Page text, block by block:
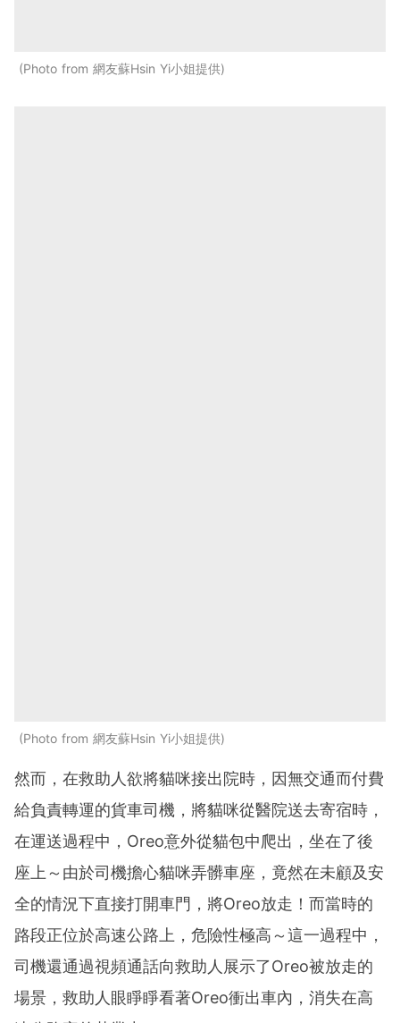
Photo from 網友蘇Hsin Yi小姐提供
Photo from 網友蘇Hsin Yi小姐提供
然而，在救助人欲將貓咪接出院時，因無交通而付費
給負責轉運的貨車司機，將貓咪從醫院送去寄宿時，
在運送過程中，Oreo意外從貓包中爬出，坐在了後
座上～由於司機擔心貓咪弄髒車座，竟然在未顧及安
全的情況下直接打開車門，將Oreo放走！而當時的
路段正位於高速公路上，危險性極高～這一過程中，
司機還通過視頻通話向救助人展示了Oreo被放走的
場景，救助人眼睜睜看著Oreo衝出車內，消失在高